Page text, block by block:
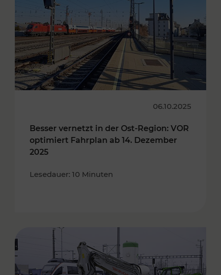
06.10.2025
Besser vernetzt in der Ost-Region: VOR
optimiert Fahrplan ab 14. Dezember
2025
Lesedauer: 10 Minuten